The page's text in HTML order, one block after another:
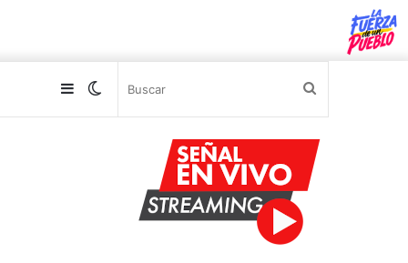
Switch
Sidebar